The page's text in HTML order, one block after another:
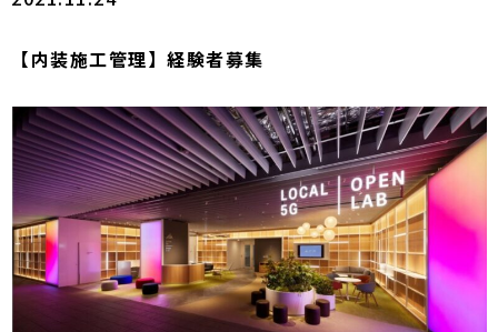
【内装施工管理】経験者募集